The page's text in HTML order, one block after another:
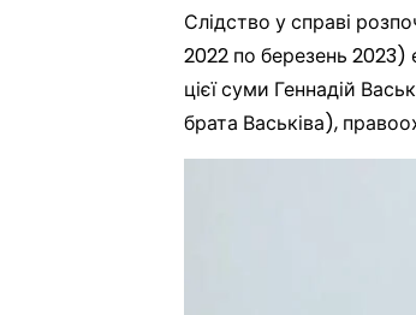
Слідство у справі
2022 по березень 2023)
цієї суми Геннадій
брата Васьківа),